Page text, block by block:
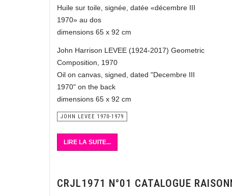
Huile sur toile, signée, datée «décembre III
1970» au dos
dimensions 65 x 92 cm
John Harrison LEVEE (1924-2017) Geometric
Composition, 1970
Oil on canvas, signed, dated "Decembre III
1970" on the back
dimensions 65 x 92 cm
JOHN LEVEE 1970-1979
LIRE LA SUITE...
CRJL1971 N°01 CATALOGUE